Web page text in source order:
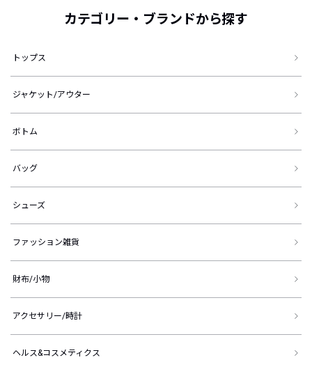
カテゴリー・ブランドから探す
トップス
ジャケット/アウター
ボトム
バッグ
シューズ
ファッション雑貨
財布/小物
アクセサリー/時計
ヘルス&コスメティクス